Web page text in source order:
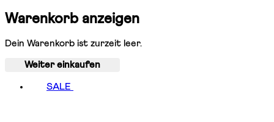
Warenkorb anzeigen
Dein Warenkorb ist zurzeit leer.
Weiter einkaufen
SALE